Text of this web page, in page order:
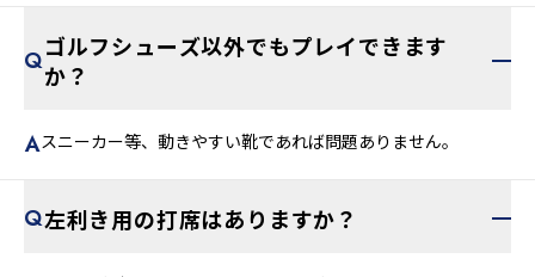
ゴルフシューズ以外でもプレイできます
か？
スニーカー等、動きやすい靴であれば問題ありません。
左利き用の打席はありますか？